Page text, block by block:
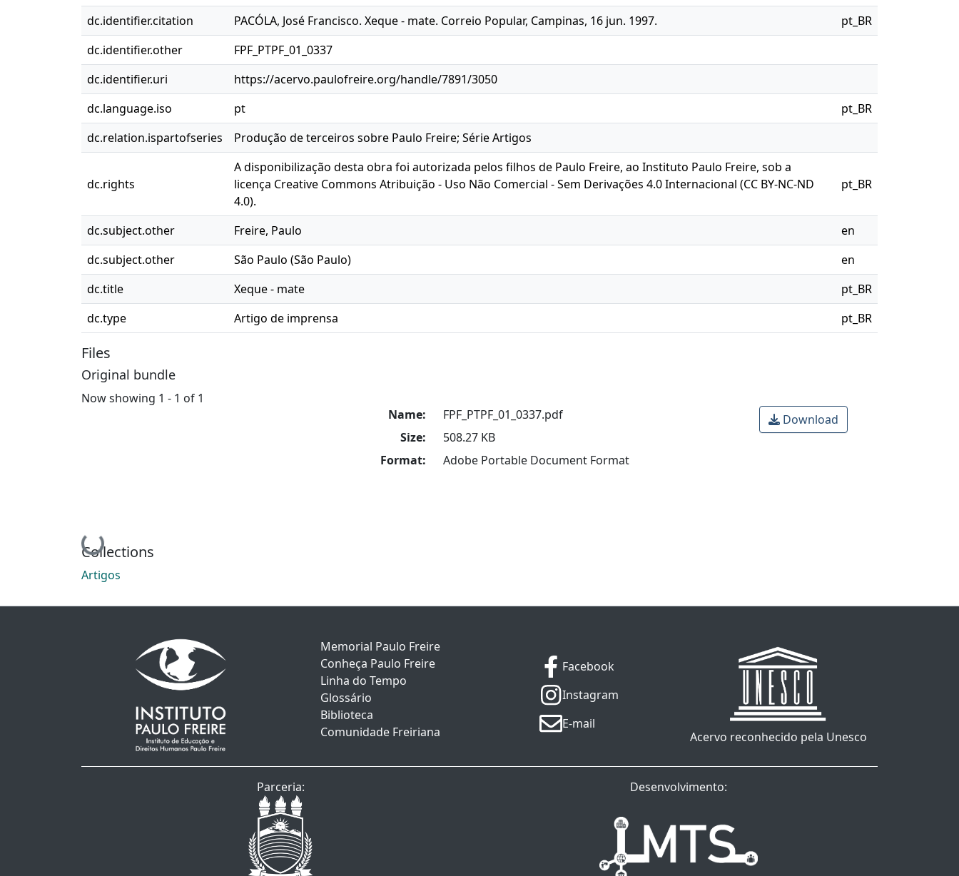
dc.identifier.citation
PACÓLA, José Francisco. Xeque - mate. Correio Popular, Campinas, 16 jun. 1997.
pt_BR
dc.identifier.other
FPF_PTPF_01_0337
dc.identifier.uri
https://acervo.paulofreire.org/handle/7891/3050
dc.language.iso
pt
pt_BR
dc.relation.ispartofseries
Produção de terceiros sobre Paulo Freire; Série Artigos
dc.rights
A disponibilização desta obra foi autorizada pelos filhos de Paulo Freire, ao Instituto Paulo Freire, sob a
licença Creative Commons Atribuição - Uso Não Comercial - Sem Derivações 4.0 Internacional (CC BY-NC-ND
4.0).
pt_BR
dc.subject.other Freire, Paulo
en
dc.subject.other
São Paulo (São Paulo)
en
dc.title
Xeque - mate
pt_BR
dc.type
Artigo de imprensa pt_BR
Files
Original bundle
Now showing 1 - 1 of 1
Loading...
Name:
FPF_PTPF_01_0337.pdf
Size:
508.27 KB
Format:
Adobe Portable Document Format
Download
Collections
Artigos
Memorial Paulo Freire
Conheça Paulo Freire
Linha do Tempo
Glossário
Biblioteca
Comunidade Freiriana
Facebook
Instagram
E-mail
Acervo reconhecido pela Unesco
Parceria: Desenvolvimento: